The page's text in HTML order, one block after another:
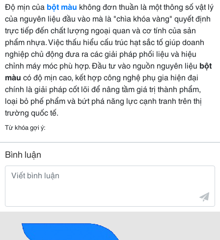
Độ mịn của bột màu không đơn thuần là một thông số vật lý
của nguyên liệu đầu vào mà là "chìa khóa vàng" quyết định
trực tiếp đến chất lượng ngoại quan và cơ tính của sản
phẩm nhựa. Việc thấu hiểu cấu trúc hạt sắc tố giúp doanh
nghiệp chủ động đưa ra các giải pháp phối liệu và hiệu
chỉnh máy móc phù hợp. Đầu tư vào nguồn nguyên liệu bột
màu có độ mịn cao, kết hợp công nghệ phụ gia hiện đại
chính là giải pháp cốt lõi để nâng tầm giá trị thành phẩm,
loại bỏ phế phẩm và bứt phá năng lực cạnh tranh trên thị
trường quốc tế.
Từ khóa gợi ý:
Bình luận